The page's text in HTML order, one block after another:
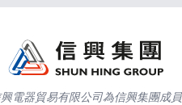
電器貿易有限公司為信興集團成員